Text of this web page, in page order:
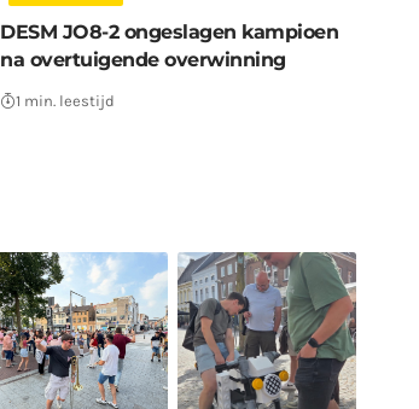
DESM JO8-2 ongeslagen kampioen
na overtuigende overwinning
1 min. leestijd